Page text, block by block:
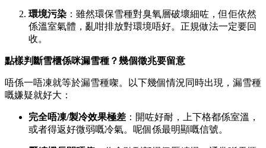
環境污染 ：雖然環保雪種對臭氧層破壞細咗，但佢依然
係溫室氣體，亂咁排放對環境唔好。正規做法一定要回
收。
點樣判斷雪櫃係咪漏雪種？幾個徵兆要留意
唔係一唔凍就等於漏雪種㗎。以下幾個情況同時出現，漏雪種
嘅嫌疑就好大：
完全唔凍/製冷效果極差 ：開咗好耐，上下格都係室溫，
或者得返好微弱嘅冷氣。呢個係最明顯嘅信號。